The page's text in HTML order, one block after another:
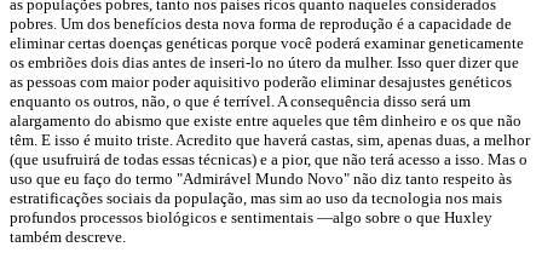
as populações pobres, tanto nos países ricos quanto naqueles considerados
pobres. Um dos benefícios desta nova forma de reprodução é a capacidade de
eliminar certas doenças genéticas porque você poderá examinar geneticamente
os embriões dois dias antes de inseri-lo no útero da mulher. Isso quer dizer que
as pessoas com maior poder aquisitivo poderão eliminar desajustes genéticos
enquanto os outros, não, o que é terrível. A consequência disso será um
alargamento do abismo que existe entre aqueles que têm dinheiro e os que não
têm. E isso é muito triste. Acredito que haverá castas, sim, apenas duas, a melhor
(que usufruirá de todas essas técnicas) e a pior, que não terá acesso a isso. Mas o
uso que eu faço do termo "Admirável Mundo Novo" não diz tanto respeito às
estratificações sociais da população, mas sim ao uso da tecnologia nos mais
profundos processos biológicos e sentimentais —algo sobre o que Huxley
também descreve.